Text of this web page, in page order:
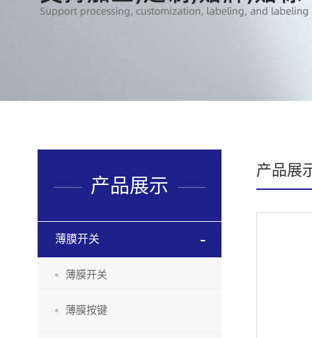
产品展示
薄膜开关
薄膜开关
薄膜按键
产品展